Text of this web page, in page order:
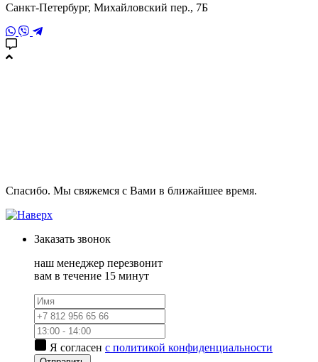
Санкт-Петербург, Михайловский пер., 7Б
Спасибо. Мы свяжемся с Вами в ближайшее время.
Заказать звонок
наш менеджер перезвонит
вам в течение 15 минут
Я согласен с политикой конфиденциальности